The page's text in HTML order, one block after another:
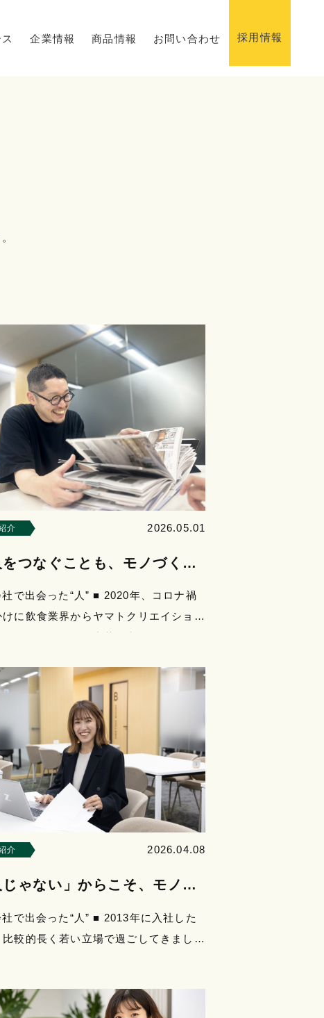
企業情報 商品情報 お問い合わせ 採用情報
介 2026.05.01
をつなぐことも、モノづくり
で出会った“人” ■ 2020年、コロナ禍
けに飲食業界からヤマトクリエイション
介 2026.04.08
じゃない」からこそ、モノづ
で出会った“人” ■ 2013年に入社した
較的長く若い立場で過ごしてきまし